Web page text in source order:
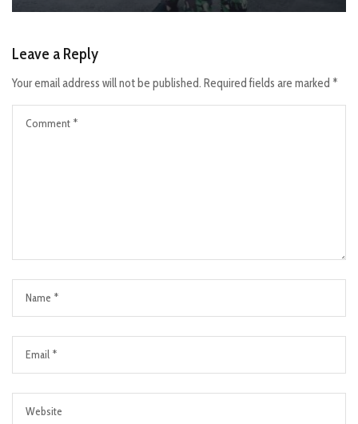
Leave a Reply
Your email address will not be published. Required fields are marked *